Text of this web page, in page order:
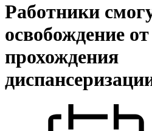
Работники
освобождение
прохождения